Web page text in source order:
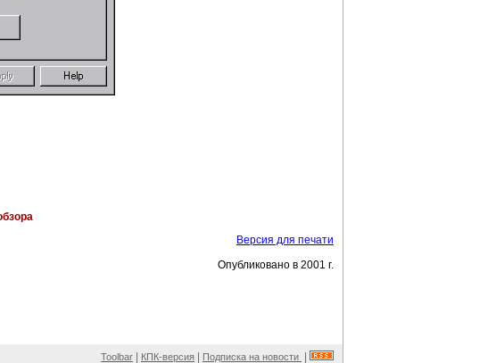
Версия для печати
Опубликовано в 2001 г.
Toolbar КПК-версия Подписка на новости